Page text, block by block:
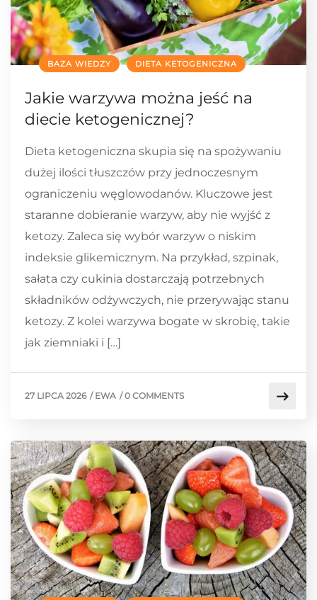
BAZA WIEDZY DIETA KETOGENICZNA
Jakie warzywa można jeść na
diecie ketogenicznej?
Dieta ketogeniczna skupia się na spożywaniu
dużej ilości tłuszczów przy jednoczesnym
ograniczeniu węglowodanów. Kluczowe jest
staranne dobieranie warzyw, aby nie wyjść z
ketozy. Zaleca się wybór warzyw o niskim
indeksie glikemicznym. Na przykład, szpinak,
sałata czy cukinia dostarczają potrzebnych
składników odżywczych, nie przerywając stanu
ketozy. Z kolei warzywa bogate w skrobię, takie
jak ziemniaki i […]
27 LIPCA 2026 / EWA /0 COMMENTS